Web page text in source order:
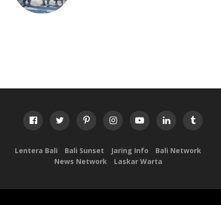
Lentera Bali Bali Sunset Jaring Info
Bali Network
News Network
Laskar Warta